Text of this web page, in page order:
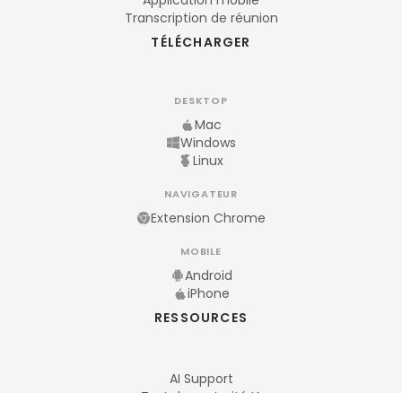
Transcription de réunion
TÉLÉCHARGER
DESKTOP
Mac
Windows
Linux
NAVIGATEUR
Extension Chrome
MOBILE
Android
iPhone
RESSOURCES
AI Support